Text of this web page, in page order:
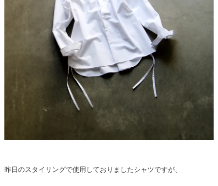
昨日のスタイリングで使用しておりましたシャツですが、